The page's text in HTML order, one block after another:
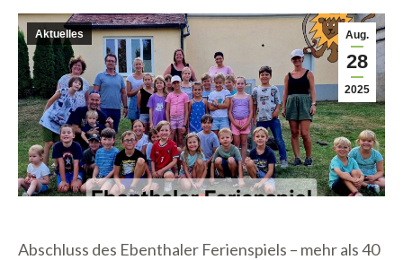
Aug.
28
2025
Aktuelles
Abschluss des Ebenthaler Ferienspiels – mehr als 40